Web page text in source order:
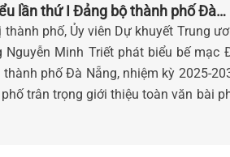
lần thứ I Đảng bộ thành phố Đà
phố, Ủy viên Dự khuyết Trung
Minh Triết phát biểu bế mạc
phố Đà Nẵng, nhiệm kỳ 2025-
trân trọng giới thiệu toàn văn bài